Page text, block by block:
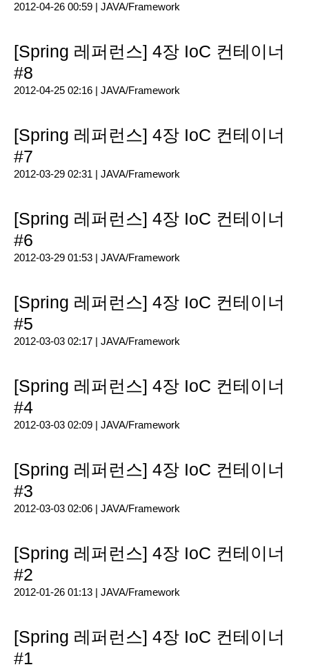
2012-04-26 00:59 | JAVA/Framework
[Spring 레퍼런스] 4장 IoC 컨테이너
#8
2012-04-25 02:16 | JAVA/Framework
[Spring 레퍼런스] 4장 IoC 컨테이너
#7
2012-03-29 02:31 | JAVA/Framework
[Spring 레퍼런스] 4장 IoC 컨테이너
#6
2012-03-29 01:53 | JAVA/Framework
[Spring 레퍼런스] 4장 IoC 컨테이너
#5
2012-03-03 02:17 | JAVA/Framework
[Spring 레퍼런스] 4장 IoC 컨테이너
#4
2012-03-03 02:09 | JAVA/Framework
[Spring 레퍼런스] 4장 IoC 컨테이너
#3
2012-03-03 02:06 | JAVA/Framework
[Spring 레퍼런스] 4장 IoC 컨테이너
#2
2012-01-26 01:13 | JAVA/Framework
[Spring 레퍼런스] 4장 IoC 컨테이너
#1